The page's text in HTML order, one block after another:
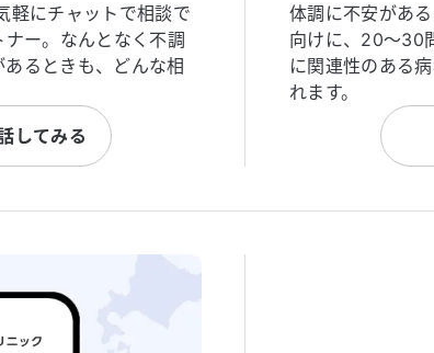
軽にチャットで相談で
ー。なんとなく不調
るときも、どんな相
してみる
体調に不安があ
向けに、20〜30
に関連性のある
れます。